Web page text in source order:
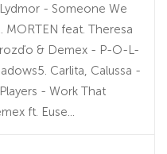
- Someone We
MORTEN feat. Theresa
& Demex - P-O-L-
Carlita, Calussa -
- Work That
ft. Euse...